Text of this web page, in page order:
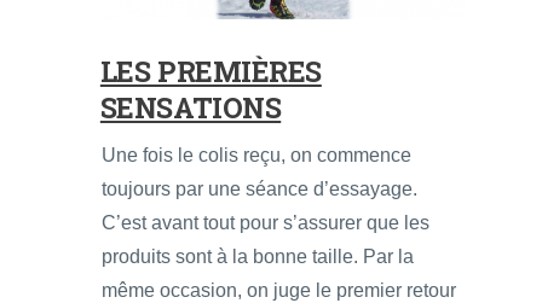
LES PREMIÈRES
SENSATIONS
Une fois le colis reçu, on commence
toujours par une séance d’essayage.
C’est avant tout pour s’assurer que les
produits sont à la bonne taille. Par la
même occasion, on juge le premier retour